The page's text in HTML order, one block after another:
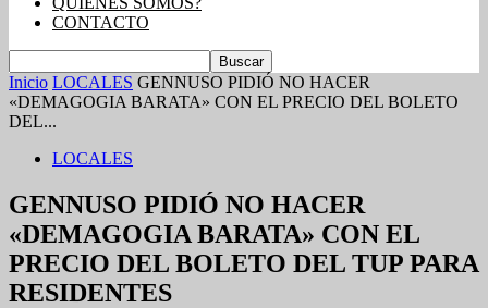
CONTACTO
Inicio LOCALES GENNUSO PIDIÓ NO HACER
«DEMAGOGIA BARATA» CON EL PRECIO DEL BOLETO
DEL...
LOCALES
GENNUSO PIDIÓ NO HACER
«DEMAGOGIA BARATA» CON EL
PRECIO DEL BOLETO DEL TUP PARA
RESIDENTES